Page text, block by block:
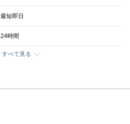
最短即日
24時間
すべて見る